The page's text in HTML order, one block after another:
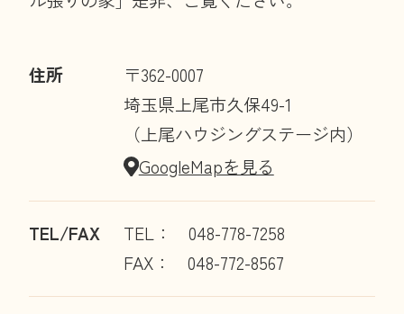
住所
〒362-0007
埼玉県上尾市久保49-1
（上尾ハウジングステージ内）
GoogleMapを見る
TEL/FAX
TEL： 048-778-7258
FAX： 048-772-8567